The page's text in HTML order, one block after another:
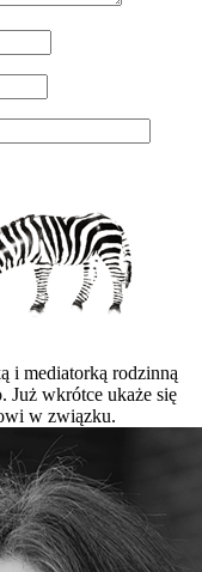
i mediatorką rodzinną
Już wkrótce ukaże się
w związku.